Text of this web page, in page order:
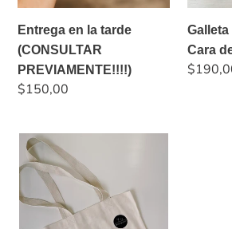
Entrega en la tarde
(CONSULTAR
PREVIAMENTE!!!!)
Precio
$150,00
Cara
Precio
Tote
Bag